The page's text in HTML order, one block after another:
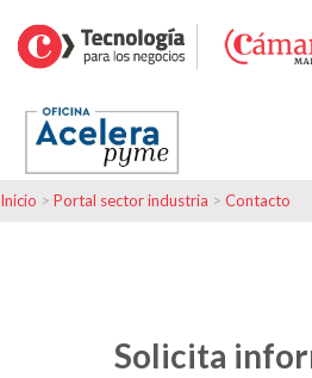
Inicio > Portal sector industria > Contacto
Solicita